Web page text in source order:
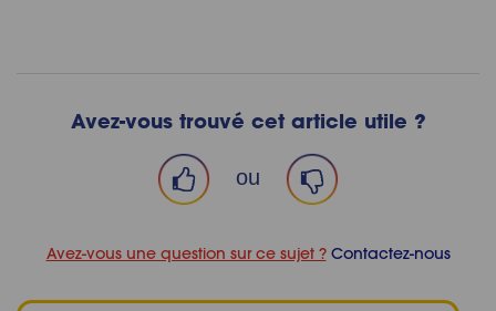
Avez-vous trouvé cet article utile ?
ou
Avez-vous une question sur ce sujet ?Contactez-nous